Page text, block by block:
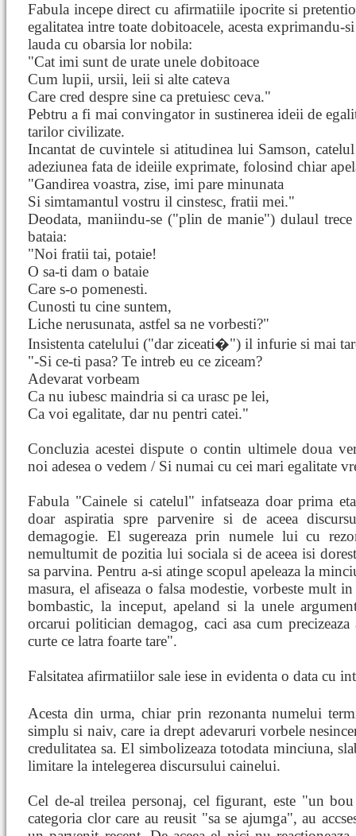
Fabula incepe direct cu afirmatiile ipocrite si
egalitatea intre toate dobitoacele, acesta exprimandu-
lauda cu obarsia lor nobila:
"Cat imi sunt de urate unele dobitoace
Cum lupii, ursii, leii si alte cateva
Care cred despre sine ca pretuiesc ceva."
Pebtru a fi mai convingator in sustinerea ideii de
tarilor civilizate.
Incantat de cuvintele si atitudinea lui Samson,
adeziunea fata de ideiile exprimate, folosind chiar
"Gandirea voastra, zise, imi pare minunata
Si simtamantul vostru il cinstesc, fratii mei."
Deodata, maniindu-se ("plin de manie") dulaul
bataia:
"Noi fratii tai, potaie!
O sa-ti dam o bataie
Care s-o pomenesti.
Cunosti tu cine suntem,
Liche nerusunata, astfel sa ne vorbesti?"
Insistenta catelului ("dar ziceati�") il infurie si mai
"-Si ce-ti pasa? Te intreb eu ce ziceam?
Adevarat vorbeam
Ca nu iubesc maindria si ca urasc pe lei,
Ca voi egalitate, dar nu pentri catei."
Concluzia acestei dispute o contin ultimele doua
noi adesea o vedem / Si numai cu cei mari egalitate
Fabula "Cainele si catelul" infatseaza doar prima
doar aspiratia spre parvenire si de aceea
demagogie. El sugereaza prin numele lui cu
nemultumit de pozitia lui sociala si de aceea isi
sa parvina. Pentru a-si atinge scopul apeleaza la
masura, el afiseaza o falsa modestie, vorbeste mult
bombastic, la inceput, apeland si la unele
orcarui politician demagog, caci asa cum
curte ce latra foarte tare".
Falsitatea afirmatiilor sale iese in evidenta o data cu
Acesta din urma, chiar prin rezonanta numelui
simplu si naiv, care ia drept adevaruri vorbele
credulitatea sa. El simbolizeaza totodata minciuna,
limitare la intelegerea discursului cainelui.
Cel de-al treilea personaj, cel figurant, este "un
categoria clor care au reusit "sa se ajumga", au